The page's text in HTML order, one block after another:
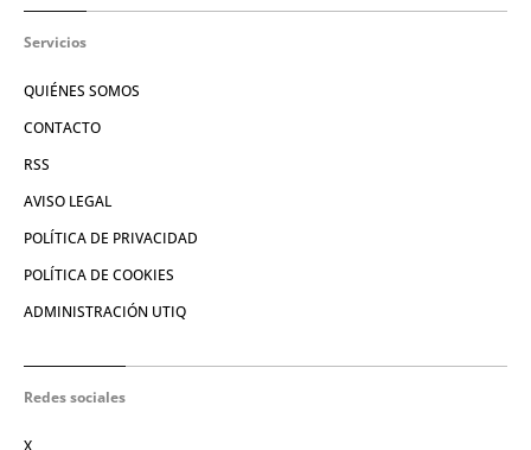
Servicios
QUIÉNES SOMOS
CONTACTO
RSS
AVISO LEGAL
POLÍTICA DE PRIVACIDAD
POLÍTICA DE COOKIES
ADMINISTRACIÓN UTIQ
Redes sociales
X